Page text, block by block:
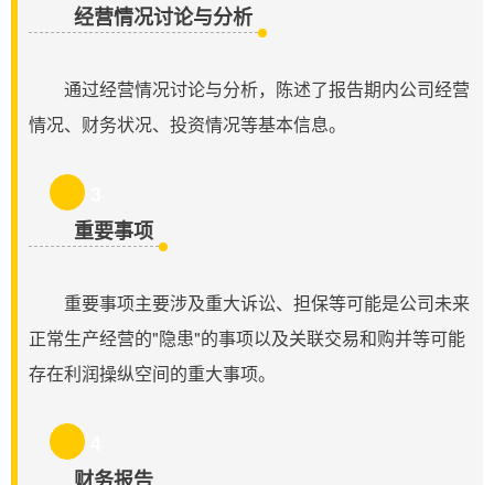
经营情况讨论与分析
通过经营情况讨论与分析，陈述了报告期内公司经营
情况、财务状况、投资情况等基本信息。
重要事项
重要事项主要涉及重大诉讼、担保等可能是公司未来
正常生产经营的"隐患"的事项以及关联交易和购并等可能
存在利润操纵空间的重大事项。
财务报告